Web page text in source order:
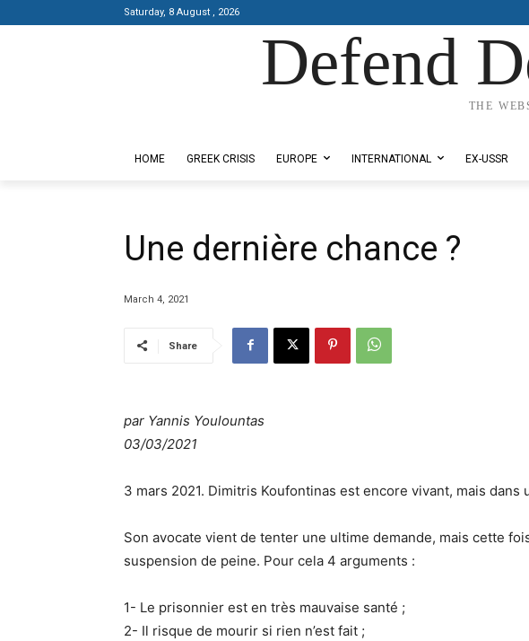
Saturday, 8 August , 2026
Defend
THE
HOME GREEK CRISIS EUROPE INTERNATIONAL EX-USSR
Une dernière chance ?
March 4, 2021
Share
par Yannis Youlountas
03/03/2021
3 mars 2021. Dimitris Koufontinas est encore vivant, mais dans
Son avocate vient de tenter une ultime demande, mais cette
suspension de peine. Pour cela 4 arguments :
1- Le prisonnier est en très mauvaise santé ;
2- Il risque de mourir si rien n’est fait ;